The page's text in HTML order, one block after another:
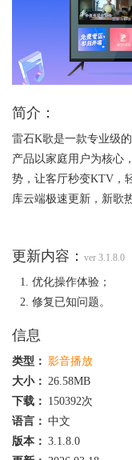
简介：
雷石K歌是一款专业级
产品以家庭用户为核心
势，让客厅秒变KTV，
库云端极速更新，新歌
更新内容： ver 3.1.8.0
优化操作体验；
修复已知问题。
信息
类型： 影音播放
大小： 26.58MB
下载： 150392次
语言： 中文
版本： 3.1.8.0